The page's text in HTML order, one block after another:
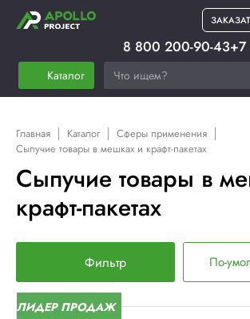
Каталог
8 800 200-90-43
Главная Каталог
Сферы применения
Сыпучие товары в мешках и крафт-пакетах
Сыпучие товары в
крафт-пакетах
Фильтр По-
ЛИДЕР ПРОДАЖ